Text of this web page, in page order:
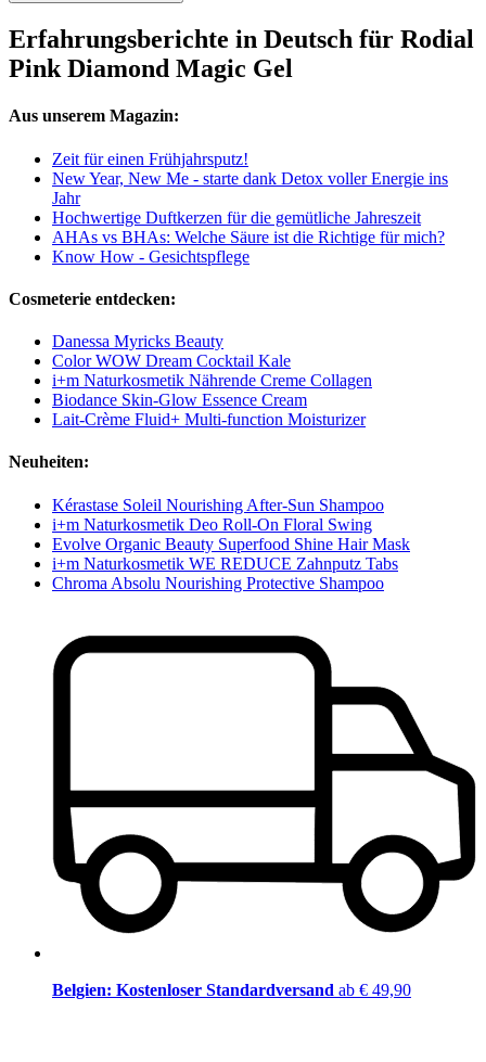
Erfahrungsberichte in Deutsch für Rodial
Pink Diamond Magic Gel
Aus unserem Magazin:
Zeit für einen Frühjahrsputz!
New Year, New Me - starte dank Detox voller Energie ins
Jahr
Hochwertige Duftkerzen für die gemütliche Jahreszeit
AHAs vs BHAs: Welche Säure ist die Richtige für mich?
Know How - Gesichtspflege
Cosmeterie entdecken:
Danessa Myricks Beauty
Color WOW Dream Cocktail Kale
i+m Naturkosmetik Nährende Creme Collagen
Biodance Skin-Glow Essence Cream
Lait-Crème Fluid+ Multi-function Moisturizer
Neuheiten:
Kérastase Soleil Nourishing After-Sun Shampoo
i+m Naturkosmetik Deo Roll-On Floral Swing
Evolve Organic Beauty Superfood Shine Hair Mask
i+m Naturkosmetik WE REDUCE Zahnputz Tabs
Chroma Absolu Nourishing Protective Shampoo
Belgien: Kostenloser Standardversand ab € 49,90